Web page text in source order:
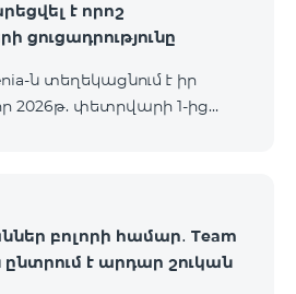
է որոշ
ցուցադրությունը
ն տեղեկացնում է իր
2026թ. փետրվարի 1-ից
Amedia 2 HD Amedia Premium
(ОРТ) «Первый
ցուցադրությունը
բոլորի համար․ Team
ընտրում է արդար շուկան